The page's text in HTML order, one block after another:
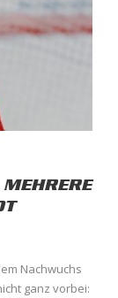
Nachwuchs
ganz vorbei: